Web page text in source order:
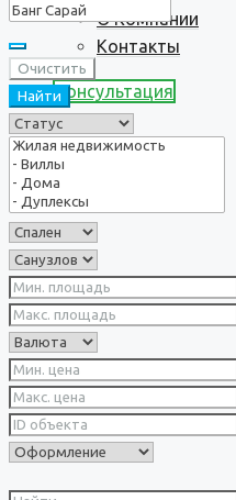
О Компании
Контакты
Консультация
Очистить
Найти